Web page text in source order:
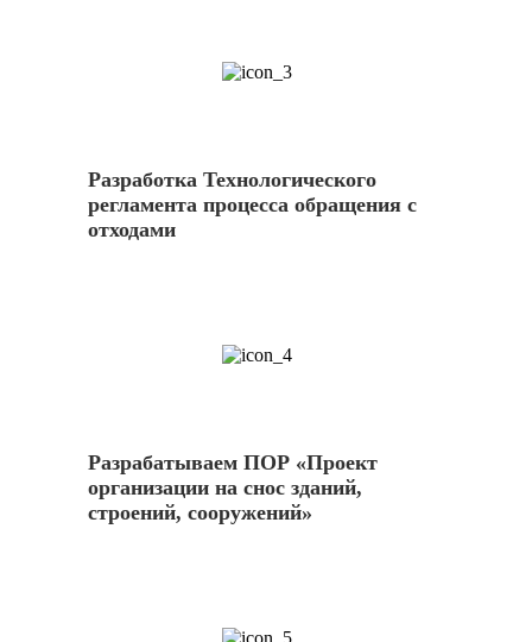
Разработка Технологического
регламента процесса обращения с
отходами
Разрабатываем ПОР «Проект
организации на снос зданий,
строений, сооружений»